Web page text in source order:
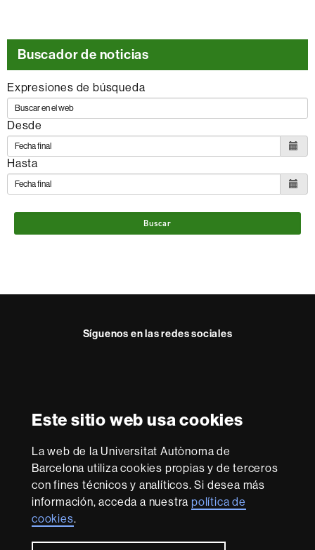
Este sitio web usa cookies
La web de la Universitat Autònoma de
Barcelona utiliza cookies propias y de terceros
con fines técnicos y analíticos. Si desea más
información, acceda a nuestrapolítica de
cookies.
Buscador de noticias
Expresiones de búsqueda
Desde
Hasta
Buscar
Síguenos en las redes sociales
Excellence
Research
-
Euraxess
Con la financiación de
Sobre